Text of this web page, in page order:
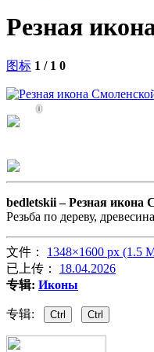
Резная
图标 1 / 1 0
0
bedletskii –Резная икона
Резьба по дереву,
文件： 1348×1600 px (1.5
已上传： 18.04.2026
专辑: Иконы
专辑: Ctrl Ctrl